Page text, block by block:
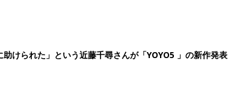
助けられた」という近藤千尋さんが「YOYO5 」の新作発表
いる魅力とは!?